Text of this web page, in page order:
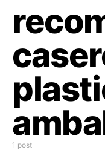
1 post